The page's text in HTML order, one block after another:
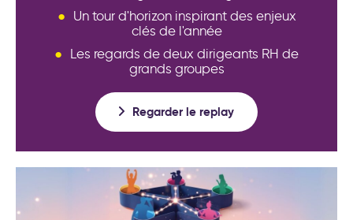
Un tour d'horizon inspirant des enjeux
clés de l'année
Les regards de deux dirigeants RH de
grands groupes
Regarder le replay